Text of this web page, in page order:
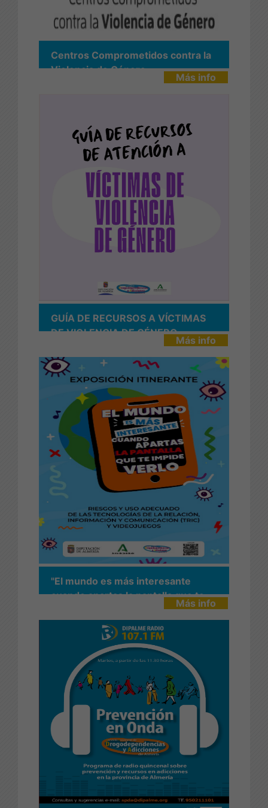
Centros Comprometidos contra la
Violencia de Género
Más info
GUÍA DE RECURSOS A VÍCTIMAS
DE VIOLENCIA DE GÉNERO
Más info
"El mundo es más interesante
cuando apartas la pantalla que te
Más info